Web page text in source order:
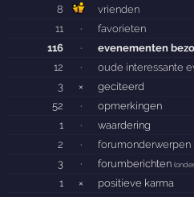
8
vrienden
11
·
favorieten
116
·
evenementen
12
·
oude interessante
3
×
geciteerd
52
·
opmerkingen
1
·
waardering
2
·
forumonderwerpen
3
· forumberichten(
1 ×
positieve karma